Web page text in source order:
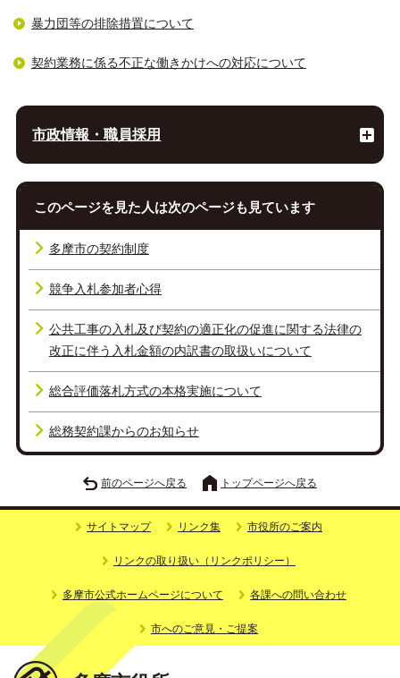
暴力団等の排除措置について
契約業務に係る不正な働きかけへの対応について
市政情報・職員採用
このページを見た人は次のページも見ています
多摩市の契約制度
競争入札参加者心得
公共工事の入札及び契約の適正化の促進に関する法律の
改正に伴う入札金額の内訳書の取扱いについて
総合評価落札方式の本格実施について
総務契約課からのお知らせ
前のページへ戻る トップページへ戻る
サイトマップ リンク集 市役所のご案内
リンクの取り扱い（リンクポリシー）
多摩市公式ホームページについて 各課への問い合わせ
市へのご意見・ご提案